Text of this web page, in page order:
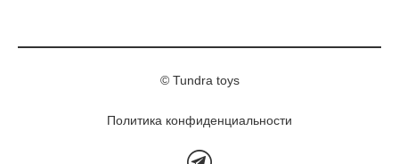
© Tundra toys
Политика конфиденциальности